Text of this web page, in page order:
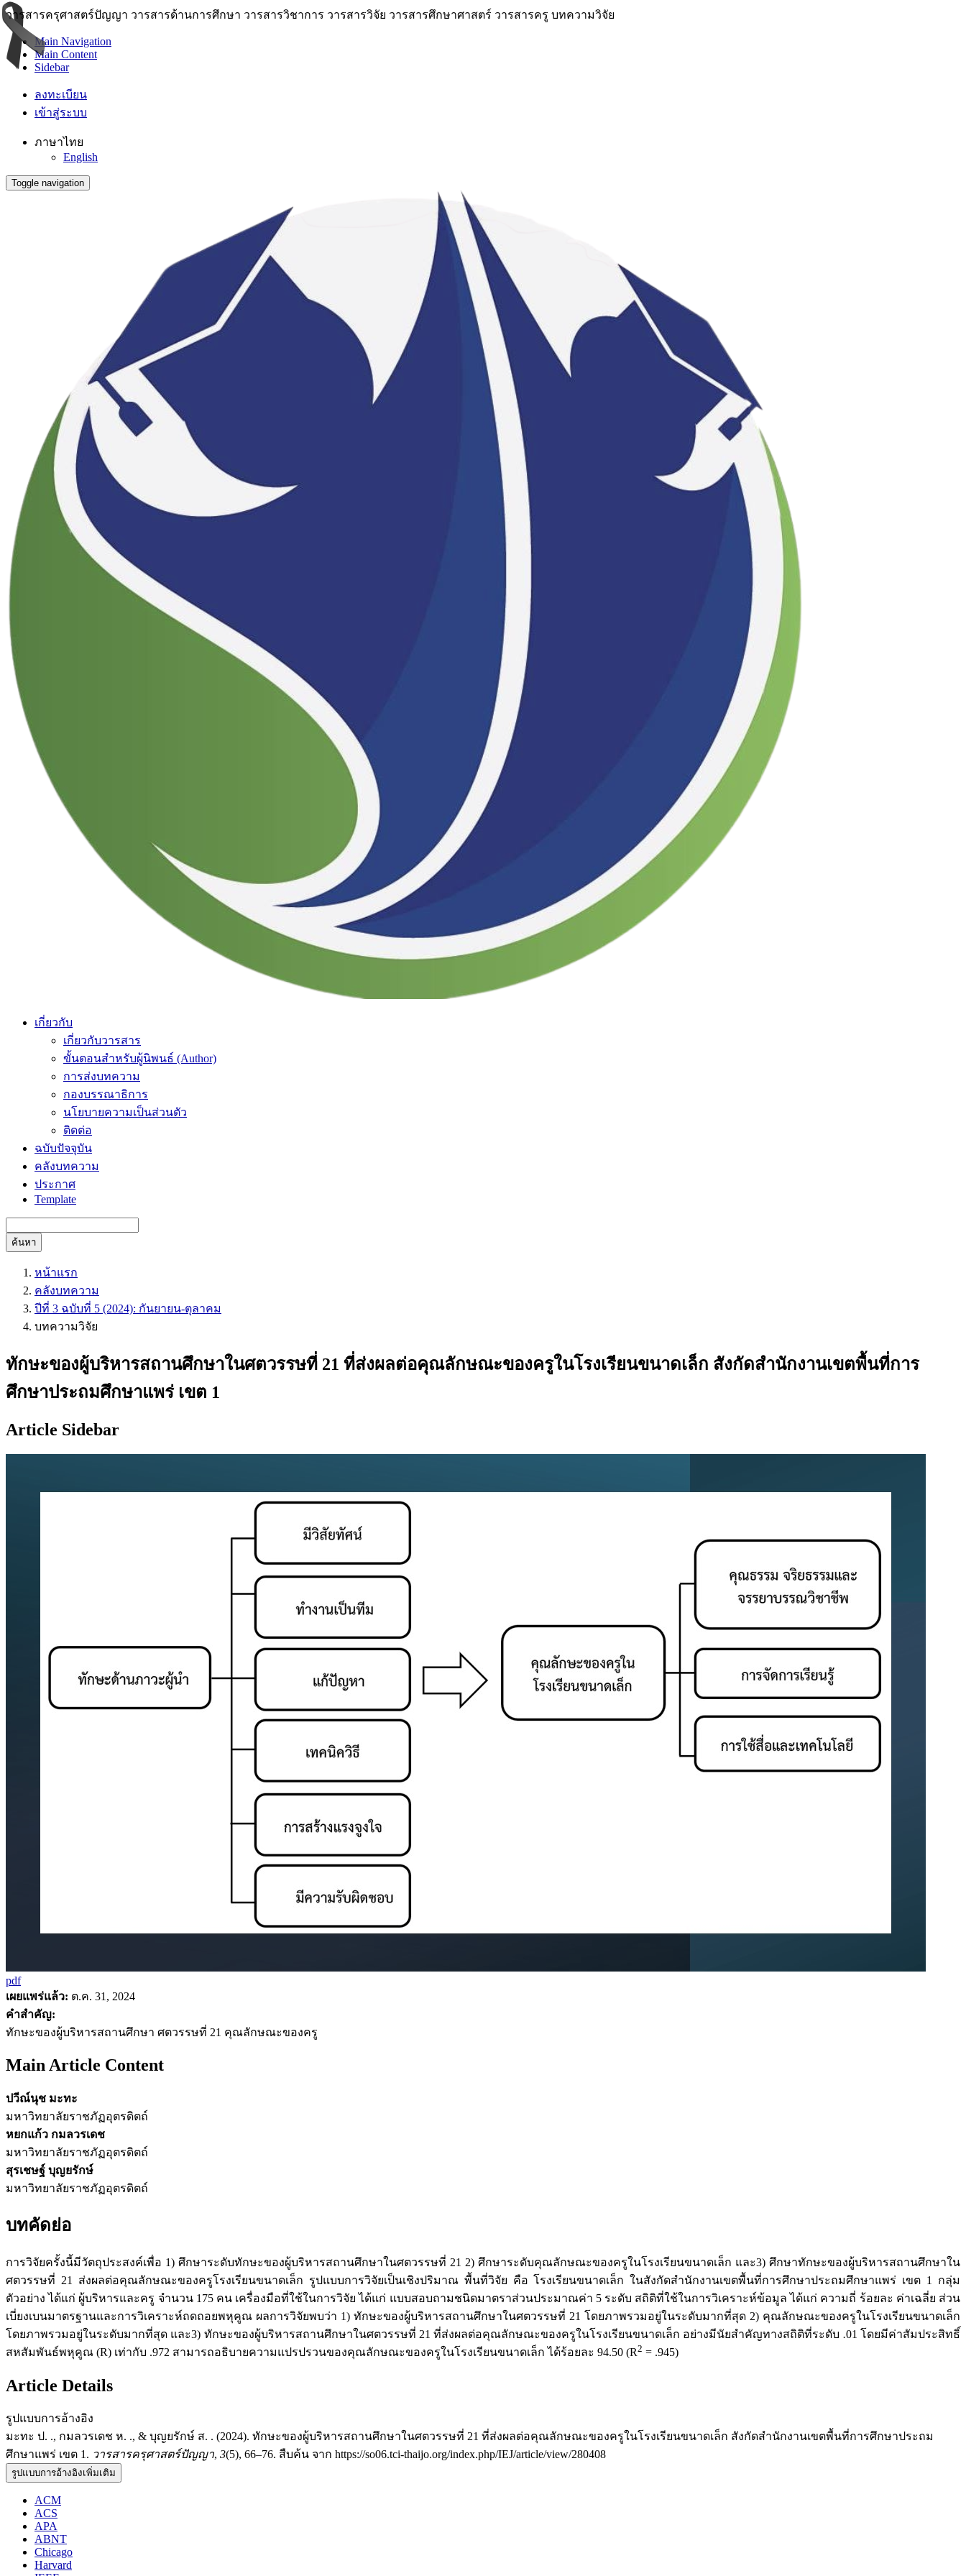
วารสารครุศาสตร์ปัญญา วารสารด้านการศึกษา วารสารวิชาการ วารสารวิจัย วารสารศึกษาศาสตร์ วารสารครู บทความวิจัย
Main Navigation
Main Content
Sidebar
ลงทะเบียน
เข้าสู่ระบบ
ภาษาไทย
English
Toggle navigation
เกี่ยวกับ
เกี่ยวกับวารสาร
ขั้นตอนสำหรับผู้นิพนธ์ (Author)
การส่งบทความ
กองบรรณาธิการ
นโยบายความเป็นส่วนตัว
ติดต่อ
ฉบับปัจจุบัน
คลังบทความ
ประกาศ
Template
ค้นหา
หน้าแรก
คลังบทความ
ปีที่ 3 ฉบับที่ 5 (2024): กันยายน-ตุลาคม
บทความวิจัย
ทักษะของผู้บริหารสถานศึกษาในศตวรรษที่ 21 ที่ส่งผลต่อคุณลักษณะของครูในโรงเรียนขนาดเล็ก สังกัดสำนักงานเขตพื้นที่การ
ศึกษาประถมศึกษาแพร่ เขต 1
Article Sidebar
pdf
เผยแพร่แล้ว: ต.ค. 31, 2024
คำสำคัญ:
ทักษะของผู้บริหารสถานศึกษา ศตวรรษที่ 21 คุณลักษณะของครู
Main Article Content
ปวีณ์นุช มะทะ
มหาวิทยาลัยราชภัฏอุตรดิตถ์
หยกแก้ว กมลวรเดช
มหาวิทยาลัยราชภัฏอุตรดิตถ์
สุรเชษฐ์ บุญยรักษ์
มหาวิทยาลัยราชภัฏอุตรดิตถ์
บทคัดย่อ
การวิจัยครั้งนี้มีวัตถุประสงค์เพื่อ 1) ศึกษาระดับทักษะของผู้บริหารสถานศึกษาในศตวรรษที่ 21 2) ศึกษาระดับคุณลักษณะของครูในโรงเรียนขนาดเล็ก และ3) ศึกษาทักษะของผู้บริหารสถานศึกษาใน
ศตวรรษที่ 21 ส่งผลต่อคุณลักษณะของครูโรงเรียนขนาดเล็ก รูปแบบการวิจัยเป็นเชิงปริมาณ พื้นที่วิจัย คือ โรงเรียนขนาดเล็ก ในสังกัดสำนักงานเขตพื้นที่การศึกษาประถมศึกษาแพร่ เขต 1 กลุ่ม
ตัวอย่าง ได้แก่ ผู้บริหารและครู จำนวน 175 คน เครื่องมือที่ใช้ในการวิจัย ได้แก่ แบบสอบถามชนิดมาตราส่วนประมาณค่า 5 ระดับ สถิติที่ใช้ในการวิเคราะห์ข้อมูล ได้แก่ ความถี่ ร้อยละ ค่าเฉลี่ย ส่วน
เบี่ยงเบนมาตรฐานและการวิเคราะห์ถดถอยพหุคูณ ผลการวิจัยพบว่า 1) ทักษะของผู้บริหารสถานศึกษาในศตวรรษที่ 21 โดยภาพรวมอยู่ในระดับมากที่สุด 2) คุณลักษณะของครูในโรงเรียนขนาดเล็ก
โดยภาพรวมอยู่ในระดับมากที่สุด และ3) ทักษะของผู้บริหารสถานศึกษาในศตวรรษที่ 21 ที่ส่งผลต่อคุณลักษณะของครูในโรงเรียนขนาดเล็ก อย่างมีนัยสำคัญทางสถิติที่ระดับ .01 โดยมีค่าสัมประสิทธิ์
สหสัมพันธ์พหุคูณ (R) เท่ากับ .972 สามารถอธิบายความแปรปรวนของคุณลักษณะของครูในโรงเรียนขนาดเล็ก ได้ร้อยละ 94.50 (R2 = .945)
Article Details
รูปแบบการอ้างอิง
มะทะ ป. ., กมลวรเดช ห. ., & บุญยรักษ์ ส. . (2024). ทักษะของผู้บริหารสถานศึกษาในศตวรรษที่ 21 ที่ส่งผลต่อคุณลักษณะของครูในโรงเรียนขนาดเล็ก สังกัดสำนักงานเขตพื้นที่การศึกษาประถม
ศึกษาแพร่ เขต 1. วารสารครุศาสตร์ปัญญา, 3(5), 66–76. สืบค้น จาก https://so06.tci-thaijo.org/index.php/IEJ/article/view/280408
รูปแบบการอ้างอิงเพิ่มเติม
ACM
ACS
APA
ABNT
Chicago
Harvard